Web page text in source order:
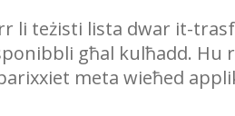
li teżisti lista dwar it-
għal kulħadd.
meta wieħed